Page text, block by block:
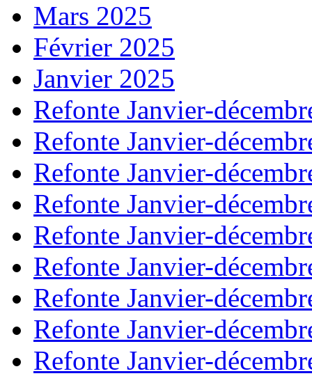
Mars 2025
Février 2025
Janvier 2025
Refonte Janvier-
Refonte Janvier-
Refonte Janvier-
Refonte Janvier-
Refonte Janvier-
Refonte Janvier-
Refonte Janvier-
Refonte Janvier-
Refonte Janvier-